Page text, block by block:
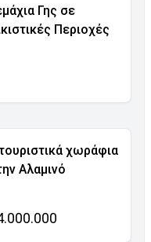
Γης σε
Περιοχές
χωράφια
Αλαμινό